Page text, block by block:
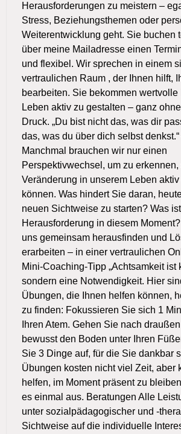
Herausforderungen zu meistern –
Stress, Beziehungsthemen oder
Weiterentwicklung geht. Sie buchen
über meine Mailadresse einen
und flexibel. Wir sprechen in einem
vertraulichen Raum , der Ihnen hilft,
bearbeiten. Sie bekommen wertvolle
Leben aktiv zu gestalten – ganz
Druck. „Du bist nicht das, was dir
das, was du über dich selbst
Manchmal brauchen wir nur einen
Perspektivwechsel, um zu
Veränderung in unserem Leben
können. Was hindert Sie daran,
neuen Sichtweise zu starten? Was
Herausforderung in diesem
uns gemeinsam herausfinden und
erarbeiten – in einer vertraulichen
Mini-Coaching-Tipp „Achtsamkeit ist
sondern eine Notwendigkeit. Hier
Übungen, die Ihnen helfen können,
zu finden: Fokussieren Sie sich 1
Ihren Atem. Gehen Sie nach
bewusst den Boden unter Ihren
Sie 3 Dinge auf, für die Sie dankbar
Übungen kosten nicht viel Zeit, aber
helfen, im Moment präsent zu
es einmal aus. Beratungen Alle
unter sozialpädagogischer und -
Sichtweise auf die individuelle